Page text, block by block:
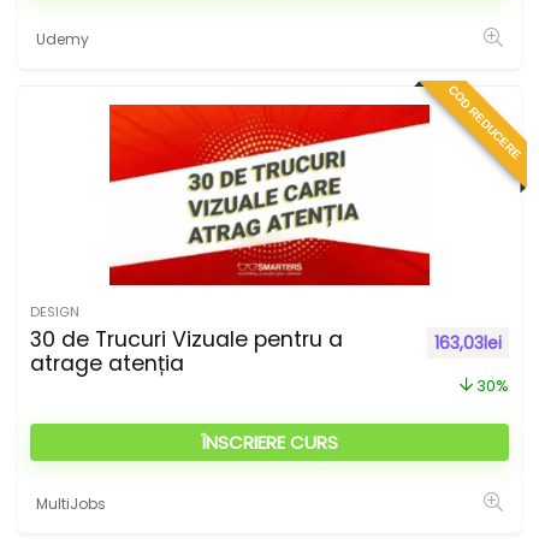
Udemy
COD REDUCERE
DESIGN
30 de Trucuri Vizuale pentru a
atrage atenția
Prețul inițial
163,03lei
30%
ÎNSCRIERE CURS
MultiJobs